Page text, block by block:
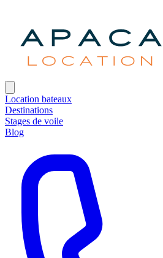
Location bateaux
Destinations
Stages de voile
Blog